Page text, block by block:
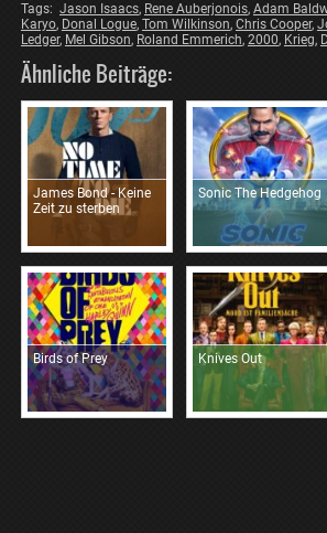
Tags: Jason Isaacs, Rene Auberjonois, Adam
Karyo, Donal Logue, Tom Wilkinson, Chris Cooper,
Ledger, Mel Gibson, Roland Emmerich, 2000, Krieg,
Ähnliche Beiträge:
James Bond - Keine
Zeit zu sterben
Sonic The Hedgehog
Birds of Prey Knives Out